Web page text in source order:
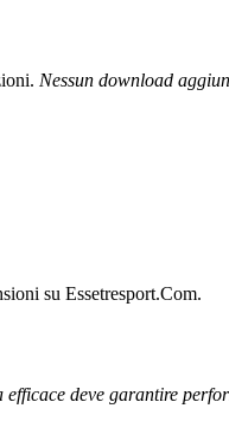
Nessun download
su Essetresport.Com.
deve garantire